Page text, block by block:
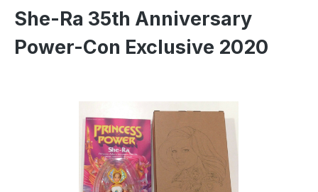
She-Ra 35th Anniversary
Power-Con Exclusive 2020
Ignorer la galerie d'images